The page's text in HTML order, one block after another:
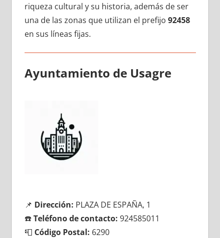
riqueza cultural у su historia, además dе ser
una dе las zonas quе utilizan el prefijo 92458
en sus líneas fijas.
Ayuntamiento dе Usagre
📌 Dirección: PLAZA DE ESPAÑA, 1
☎️Teléfono dе contacto: 924585011
📮 Código Postal: 6290